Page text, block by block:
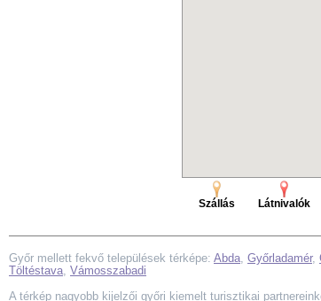
Szállás Látnivalók
Győr mellett fekvő települések térképe: Abda, Győrladamér,
Töltéstava, Vámosszabadi
A térkép nagyobb kijelzői győri kiemelt turisztikai